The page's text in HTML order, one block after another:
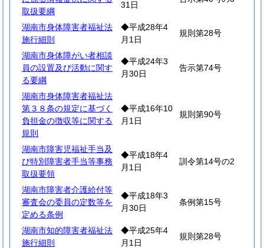
取扱要綱
31日
湖南市身体障害者福祉法
施行細則
◆平成28年4
月1日
規則第28号
湖南市身体障がい者相談
員の設置及び活動に関す
る要綱
◆平成24年3
月30日
告示第74号
湖南市身体障害者福祉法
第３８条の規定に基づく
負担金の徴収等に関する
規則
◆平成16年10
月1日
規則第90号
湖南市障害児福祉手当及
び特別障害者手当等事務
取扱要領
◆平成18年4
月1日
訓令第14号の2
湖南市障害者介護給付等
審査会の委員の定数等を
定める条例
◆平成18年3
月30日
条例第15号
湖南市知的障害者福祉法
施行細則
◆平成25年4
月1日
規則第28号